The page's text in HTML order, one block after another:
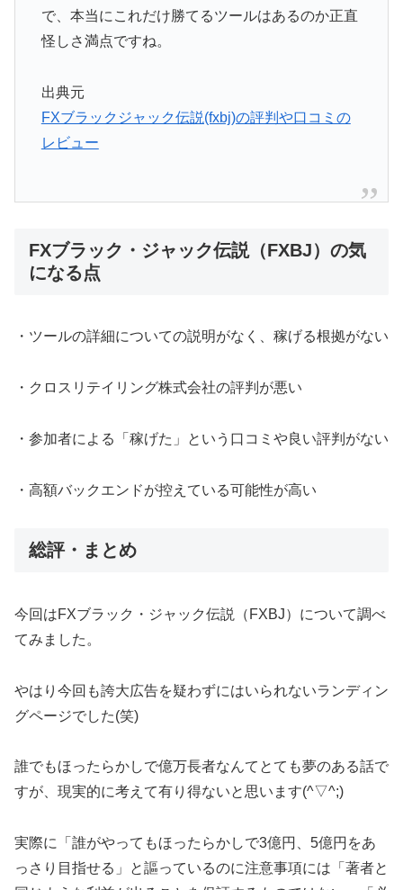
で、本当にこれだけ勝てるツールはあるのか正直
怪しさ満点ですね。
出典元
FXブラックジャック伝説(fxbj)の評判や口コミの
レビュー
FXブラック・ジャック伝説（FXBJ）の気
になる点
・ツールの詳細についての説明がなく、稼げる根拠がない
・クロスリテイリング株式会社の評判が悪い
・参加者による「稼げた」という口コミや良い評判がない
・高額バックエンドが控えている可能性が高い
総評・まとめ
今回はFXブラック・ジャック伝説（FXBJ）について調べ
てみました。
やはり今回も誇大広告を疑わずにはいられないランディン
グページでした(笑)
誰でもほったらかしで億万長者なんてとても夢のある話で
すが、現実的に考えて有り得ないと思います(^▽^;)
実際に「誰がやってもほったらかしで3億円、5億円をあ
っさり目指せる」と謳っているのに注意事項には「著者と